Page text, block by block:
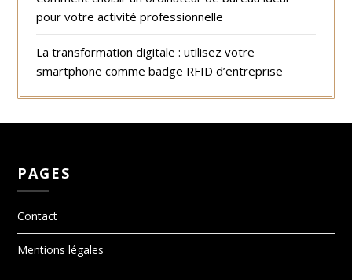
pour votre activité professionnelle
La transformation digitale : utilisez votre
smartphone comme badge RFID d’entreprise
PAGES
Contact
Mentions légales